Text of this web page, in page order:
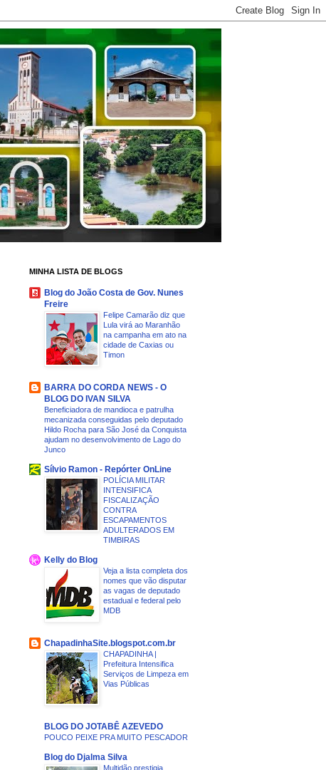
MINHA LISTA DE BLOGS
Blog do João Costa de Gov. Nunes
Freire
Felipe Camarão diz que
Lula virá ao Maranhão
na campanha em ato na
cidade de Caxias ou
Timon
BARRA DO CORDA NEWS - O
BLOG DO IVAN SILVA
Beneficiadora de mandioca e patrulha
mecanizada conseguidas pelo deputado
Hildo Rocha para São José da Conquista
ajudam no desenvolvimento de Lago do
Junco
Sílvio Ramon - Repórter OnLine
POLÍCIA MILITAR
INTENSIFICA
FISCALIZAÇÃO
CONTRA
ESCAPAMENTOS
ADULTERADOS EM
TIMBIRAS
Kelly do Blog
Veja a lista completa dos
nomes que vão disputar
as vagas de deputado
estadual e federal pelo
MDB
ChapadinhaSite.blogspot.com.br
CHAPADINHA |
Prefeitura Intensifica
Serviços de Limpeza em
Vias Públicas
BLOG DO JOTABÊ AZEVEDO
POUCO PEIXE PRA MUITO PESCADOR
Blog do Djalma Silva
Multidão prestigia